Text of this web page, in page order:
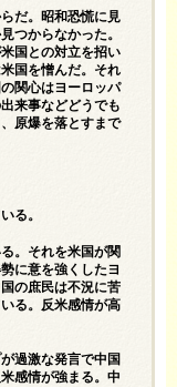
だ。昭和恐慌に見
つからなかった。
国との対立を招い
国を憎んだ。それ
関心はヨーロッパ
来事などどうでも
原爆を落とすまで
る。
。それを米国が関
に意を強くしたヨ
の庶民は不況に苦
る。反米感情が高
過激な発言で中国
感情が強まる。中